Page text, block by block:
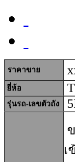
ราคาขาย
ยี่ห้อ
รุ่นรถ-เลขตัวถัง
เ